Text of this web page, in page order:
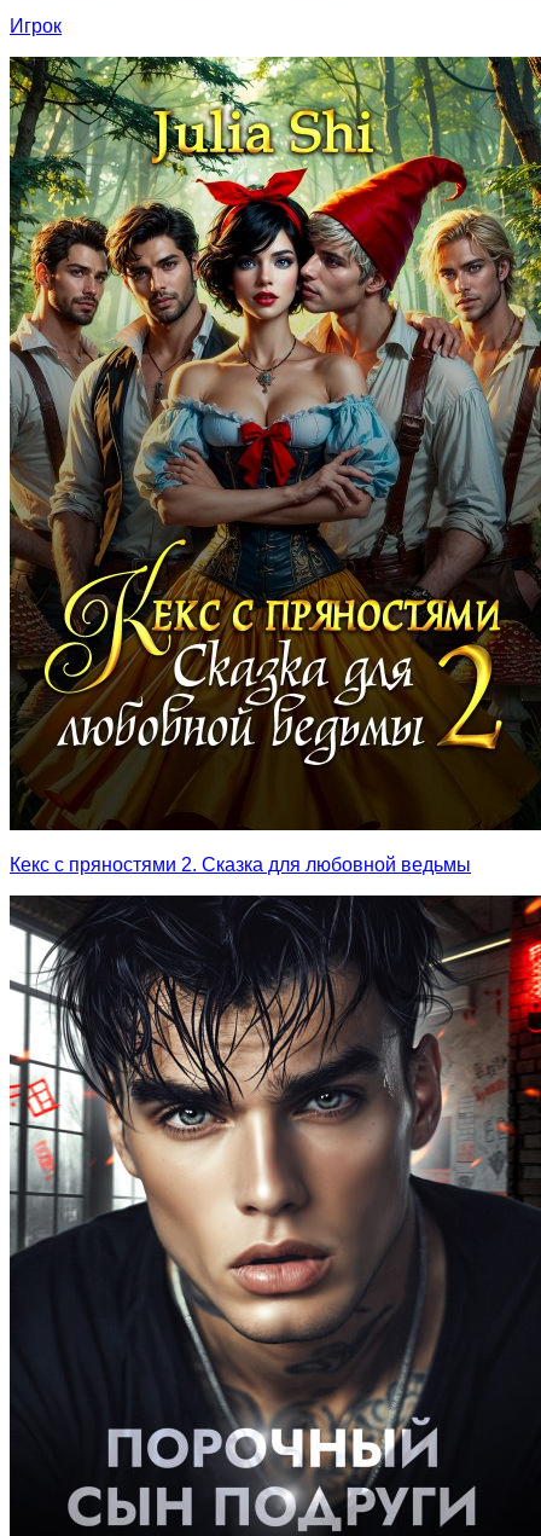
Игрок
Кекс с пряностями 2. Сказка для любовной ведьмы